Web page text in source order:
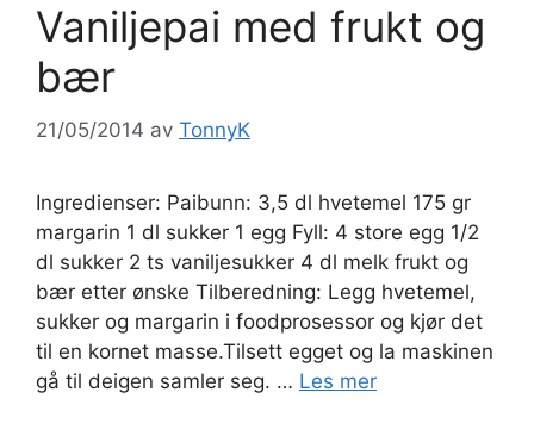
Vaniljepai med frukt og
bær
21/05/2014 av TonnyK
Ingredienser: Paibunn: 3,5 dl hvetemel 175 gr
margarin 1 dl sukker 1 egg Fyll: 4 store egg 1/2
dl sukker 2 ts vaniljesukker 4 dl melk frukt og
bær etter ønske Tilberedning: Legg hvetemel,
sukker og margarin i foodprosessor og kjør det
til en kornet masse.Tilsett egget og la maskinen
gå til deigen samler seg. … Les mer